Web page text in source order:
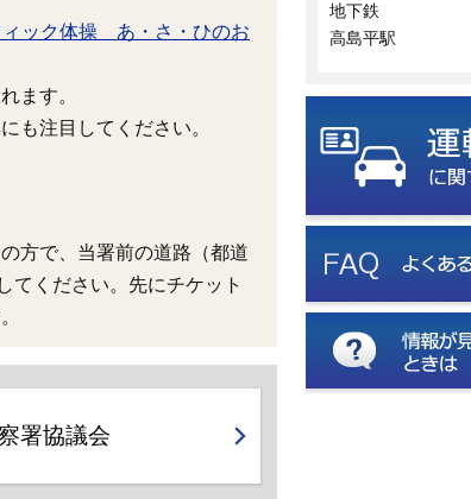
ィック体操 あ・さ・ひのお
ます。
も注目してください。
方で、当署前の道路（都道
てください。先にチケット
署協議会
地下鉄
高島平駅